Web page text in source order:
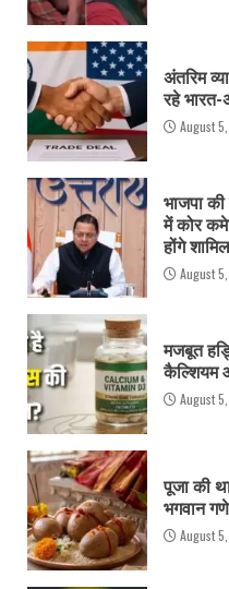
अंतरिम
रहे भारत-
August
भाजपा की
में कोर
होंगे शामिल
August
मजबूत
कैल्शियम
August
पूजा की
भगवान
August